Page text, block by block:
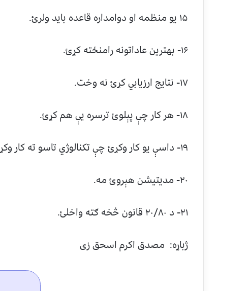
۱۵ یو منظمه او دوامداره قاعده باید ولرئ.
۱۶- بهترین عاداتونه رامنځته کړئ.
۱۷- نتایج ارزیابي کړئ نه وخت.
۱۸- هر کار چې پېلوئ ترسره یې هم کړئ.
۱۹- داسې یو کار وکړئ چې تکنالوژي تاسو ته کار وکړي.
۲۰- مدیتیشن هېروئ مه.
۲۱- د ۲۰/۸۰ قانون څخه ګته واخلئ.
ژباړه: مصدق اکرم اسحق زی